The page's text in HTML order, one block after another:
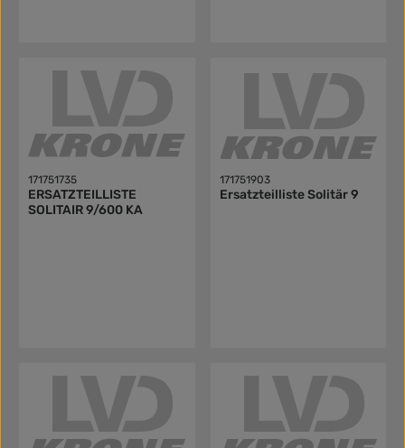
171751735
ERSATZTEILLISTE
SOLITAIR 9/600 KA
171751903
Ersatzteilliste Solitär 9